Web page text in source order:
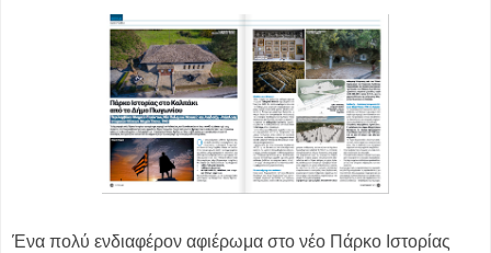
Ένα πολύ ενδιαφέρον αφιέρωμα στο νέο Πάρκο Ιστορίας